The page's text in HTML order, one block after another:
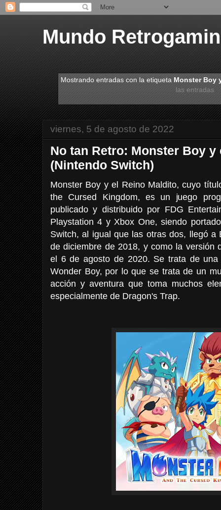
Mundo
Mostrando entradas con la etiqueta Monster Boy
las entradas
viernes, 5 de agosto de 2022
No tan Retro: Monster Boy y
(Nintendo Switch)
Monster Boy y el Reino Maldito, cuyo
the Cursed Kingdom, es un juego
publicado y distribuido por FDG
Playstation 4 y Xbox One, siendo
Switch, al igual que las otras dos, llegó a
de diciembre de 2018, y como la versión
el 6 de agosto de 2020. Se trata de
Wonder Boy, por lo que se trata de un
acción y aventura que toma muchos
especialmente de Dragon's Trap.